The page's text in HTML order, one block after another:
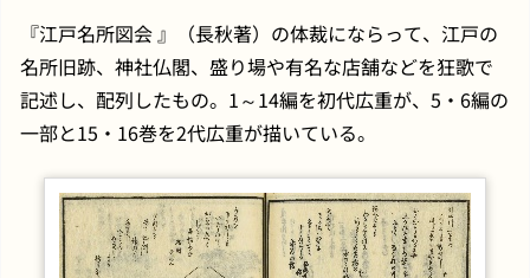
『江戸名所図会 』（長秋著）の体裁にならって、江戸の
名所旧跡、神社仏閣、盛り場や有名な店舗などを狂歌で
記述し、配列したもの。1～14編を初代広重が、5・6編の
一部と15・16巻を2代広重が描いている。